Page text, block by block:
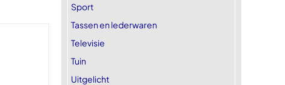
Sport
Tassen en lederwaren
Televisie
Tuin
Uitgelicht